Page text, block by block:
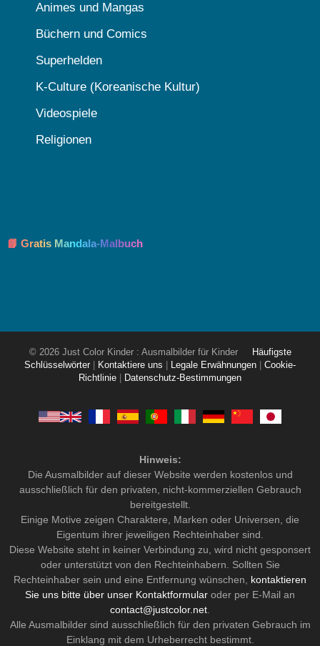
Animes und Mangas
Büchern und Comics
Superhelden
K-Culture (Koreanische Kultur)
Videospiele
Religionen
📘 Gratis Mandala-Malbuch
© 2026 Just Color Kinder : Ausmalbilder für Kinder
Häufigste
Schlüsselwörter
Kontaktiere uns Legale Erwähnungen
Cookie-
Richtlinie
Datenschutz-Bestimmungen
Hinweis:
Die Ausmalbilder auf dieser Website werden kostenlos und
ausschließlich für den privaten, nicht-kommerziellen Gebrauch
bereitgestellt.
Einige Motive zeigen Charaktere, Marken oder Universen, die
Eigentum ihrer jeweiligen Rechteinhaber sind.
Diese Website steht in keiner Verbindung zu, wird nicht gesponsert
oder unterstützt von den Rechteinhabern. Sollten Sie
Rechteinhaber sein und eine Entfernung wünschen, kontaktieren
Sie uns bitte über unser Kontaktformular oder per E-Mail an
contact@justcolor.net.
Alle Ausmalbilder sind ausschließlich für den privaten Gebrauch im
Einklang mit dem Urheberrecht bestimmt.